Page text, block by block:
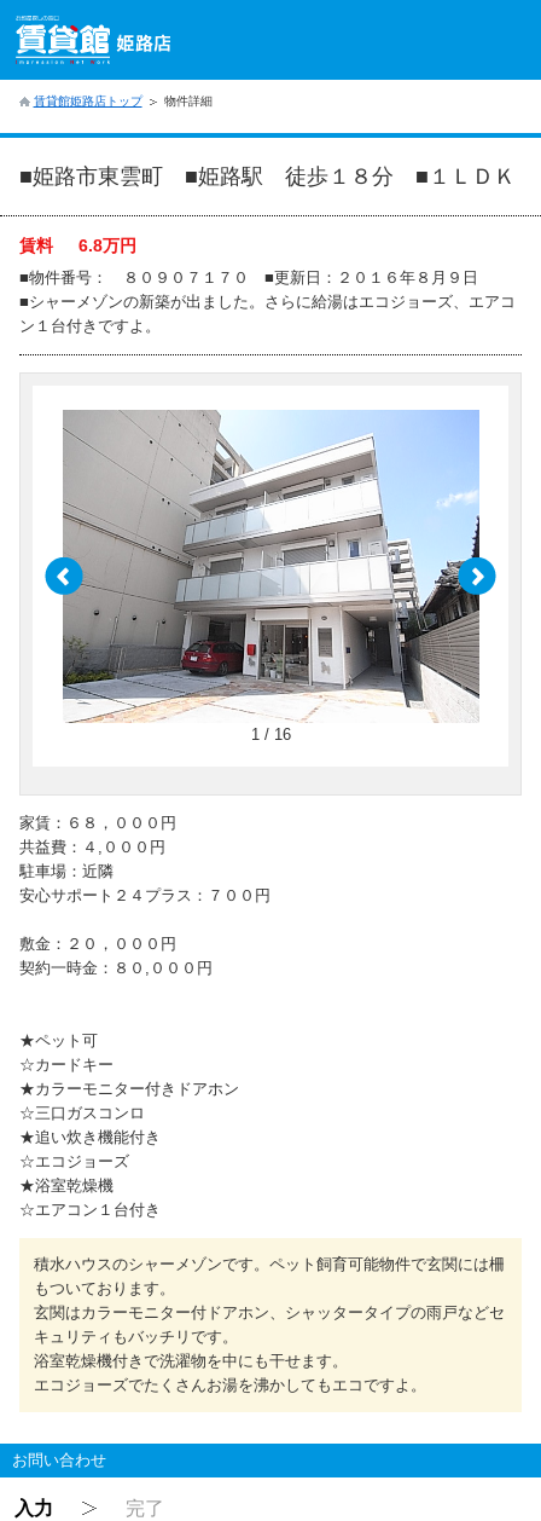
賃貸館姫路店トップ 物件詳細
■姫路市東雲町 ■姫路駅 徒歩１８分 ■１ＬＤＫ
賃料 6.8万円
■物件番号： ８０９０７１７０ ■更新日：２０１６年８月９日
■シャーメゾンの新築が出ました。さらに給湯はエコジョーズ、エアコ
ン１台付きですよ。
1 / 16
家賃：６８，０００円
共益費：４,０００円
駐車場：近隣
安心サポート２４プラス：７００円
敷金：２０，０００円
契約一時金：８０,０００円
★ペット可
☆カードキー
★カラーモニター付きドアホン
☆三口ガスコンロ
★追い炊き機能付き
☆エコジョーズ
★浴室乾燥機
☆エアコン１台付き
積水ハウスのシャーメゾンです。ペット飼育可能物件で玄関には柵
もついております。
玄関はカラーモニター付ドアホン、シャッタータイプの雨戸などセ
キュリティもバッチリです。
浴室乾燥機付きで洗濯物を中にも干せます。
エコジョーズでたくさんお湯を沸かしてもエコですよ。
お問い合わせ
入力 完了